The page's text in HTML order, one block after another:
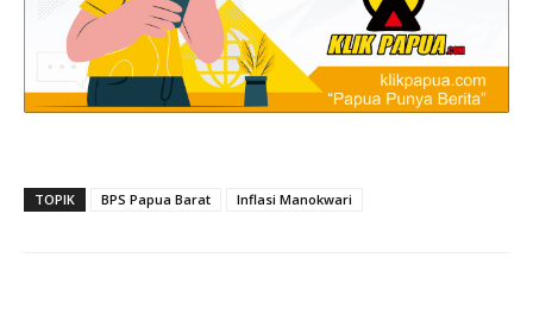
TOPIK BPS Papua Barat Inflasi Manokwari